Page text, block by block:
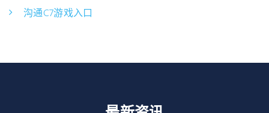
沟通C7游戏入口